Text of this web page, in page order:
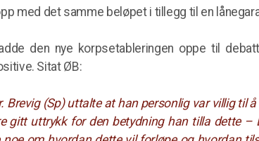
med det samme beløpet i tillegg til en
den nye korpsetableringen oppe til
Sitat ØB:
Brevig (Sp) uttalte at han personlig var villig
gitt uttrykk for den betydning han tilla dette